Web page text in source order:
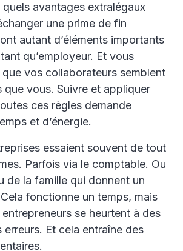
quels avantages extralégaux
une prime de fin
autant d’éléments importants
qu’employeur. Et vous
vos collaborateurs semblent
que vous. Suivre et appliquer
ces règles demande
et d’énergie.
essaient souvent de tout
Parfois via le comptable. Ou
de la famille qui donnent un
fonctionne un temps, mais
se heurtent à des
erreurs. Et cela entraîne des